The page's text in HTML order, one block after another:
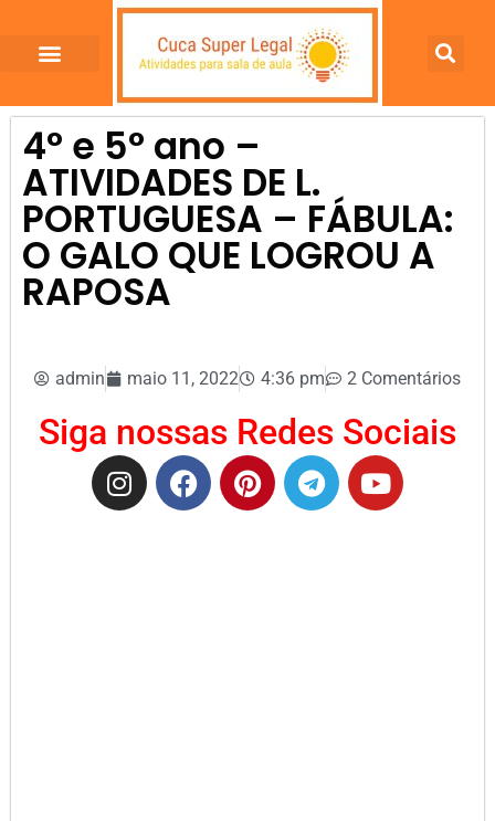
4° e 5° ano –
ATIVIDADES DE L.
PORTUGUESA – FÁBULA:
O GALO QUE LOGROU A
RAPOSA
admin maio 11, 2022 4:36 pm 2 Comentários
Siga nossas Redes Sociais